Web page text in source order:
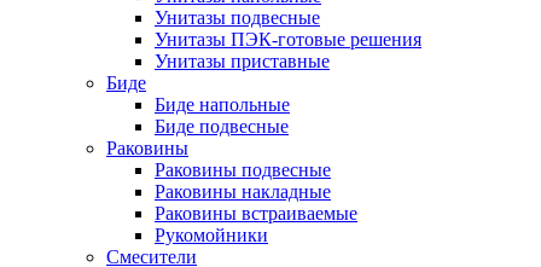
Унитазы подвесные
Унитазы ПЭК-готовые решения
Унитазы приставные
Биде
Биде напольные
Биде подвесные
Раковины
Раковины подвесные
Раковины накладные
Раковины встраиваемые
Рукомойники
Смесители